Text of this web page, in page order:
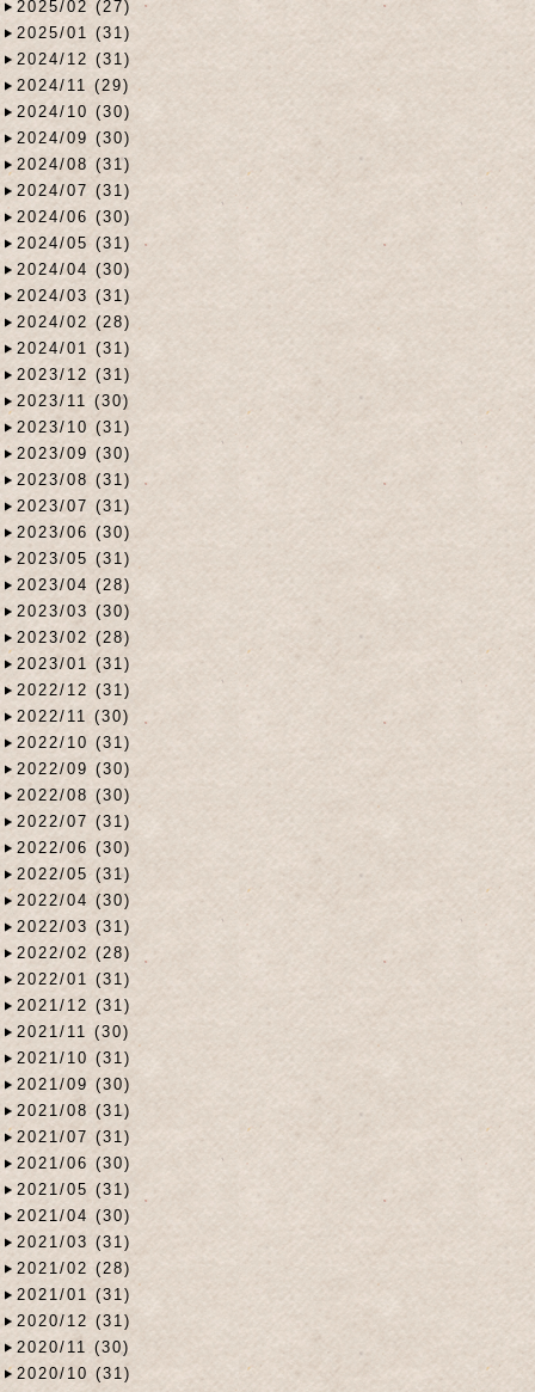
2025/02 (27)
2025/01 (31)
2024/12 (31)
2024/11 (29)
2024/10 (30)
2024/09 (30)
2024/08 (31)
2024/07 (31)
2024/06 (30)
2024/05 (31)
2024/04 (30)
2024/03 (31)
2024/02 (28)
2024/01 (31)
2023/12 (31)
2023/11 (30)
2023/10 (31)
2023/09 (30)
2023/08 (31)
2023/07 (31)
2023/06 (30)
2023/05 (31)
2023/04 (28)
2023/03 (30)
2023/02 (28)
2023/01 (31)
2022/12 (31)
2022/11 (30)
2022/10 (31)
2022/09 (30)
2022/08 (30)
2022/07 (31)
2022/06 (30)
2022/05 (31)
2022/04 (30)
2022/03 (31)
2022/02 (28)
2022/01 (31)
2021/12 (31)
2021/11 (30)
2021/10 (31)
2021/09 (30)
2021/08 (31)
2021/07 (31)
2021/06 (30)
2021/05 (31)
2021/04 (30)
2021/03 (31)
2021/02 (28)
2021/01 (31)
2020/12 (31)
2020/11 (30)
2020/10 (31)